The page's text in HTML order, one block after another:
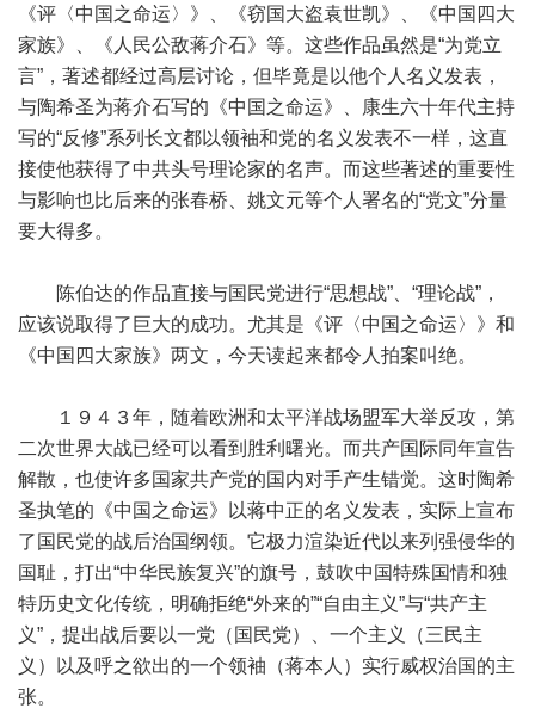
《评〈中国之命运〉》、《窃国大盗袁世凯》、《中国四大
家族》、《人民公敌蒋介石》等。这些作品虽然是“为党立
言”，著述都经过高层讨论，但毕竟是以他个人名义发表，
与陶希圣为蒋介石写的《中国之命运》、康生六十年代主持
写的“反修”系列长文都以领袖和党的名义发表不一样，这直
接使他获得了中共头号理论家的名声。而这些著述的重要性
与影响也比后来的张春桥、姚文元等个人署名的“党文”分量
要大得多。
陈伯达的作品直接与国民党进行“思想战”、“理论战”，
应该说取得了巨大的成功。尤其是《评〈中国之命运〉》和
《中国四大家族》两文，今天读起来都令人拍案叫绝。
１９４３年，随着欧洲和太平洋战场盟军大举反攻，第
二次世界大战已经可以看到胜利曙光。而共产国际同年宣告
解散，也使许多国家共产党的国内对手产生错觉。这时陶希
圣执笔的《中国之命运》以蒋中正的名义发表，实际上宣布
了国民党的战后治国纲领。它极力渲染近代以来列强侵华的
国耻，打出“中华民族复兴”的旗号，鼓吹中国特殊国情和独
特历史文化传统，明确拒绝“外来的”“自由主义”与“共产主
义”，提出战后要以一党（国民党）、一个主义（三民主
义）以及呼之欲出的一个领袖（蒋本人）实行威权治国的主
张。